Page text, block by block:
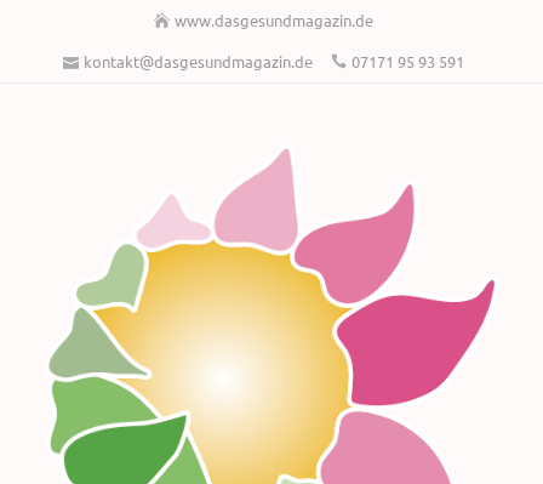
www.dasgesundmagazin.de
kontakt@dasgesundmagazin.de
07171 95 93 591